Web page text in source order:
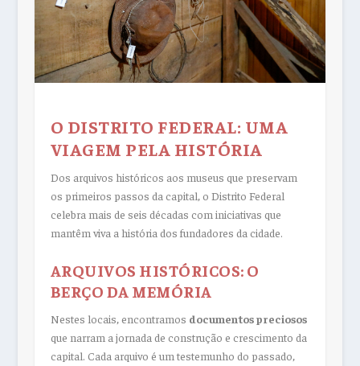
O DISTRITO FEDERAL: UMA
VIAGEM PELA HISTÓRIA
Dos arquivos históricos aos museus que preservam
os primeiros passos da capital, o Distrito Federal
celebra mais de seis décadas com iniciativas que
mantêm viva a história dos fundadores da cidade.
ARQUIVOS HISTÓRICOS: O
BERÇO DA MEMÓRIA
Nestes locais, encontramos documentos preciosos
que narram a jornada de construção e crescimento da
capital. Cada arquivo é um testemunho do passado,